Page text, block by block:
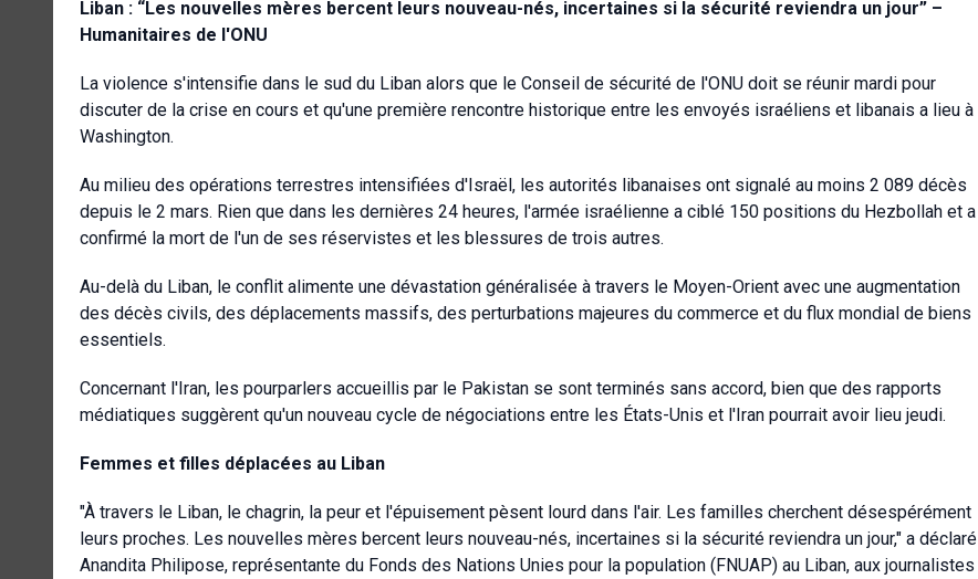
Liban : “Les nouvelles mères bercent leurs nouveau-nés, incertaines si la sécurité reviendra un jour” –
Humanitaires de l'ONU
La violence s'intensifie dans le sud du Liban alors que le Conseil de sécurité de l'ONU doit se réunir mardi pour
discuter de la crise en cours et qu'une première rencontre historique entre les envoyés israéliens et libanais a lieu à
Washington.
Au milieu des opérations terrestres intensifiées d'Israël, les autorités libanaises ont signalé au moins 2 089 décès
depuis le 2 mars. Rien que dans les dernières 24 heures, l'armée israélienne a ciblé 150 positions du Hezbollah et a
confirmé la mort de l'un de ses réservistes et les blessures de trois autres.
Au-delà du Liban, le conflit alimente une dévastation généralisée à travers le Moyen-Orient avec une augmentation
des décès civils, des déplacements massifs, des perturbations majeures du commerce et du flux mondial de biens
essentiels.
Concernant l'Iran, les pourparlers accueillis par le Pakistan se sont terminés sans accord, bien que des rapports
médiatiques suggèrent qu'un nouveau cycle de négociations entre les États-Unis et l'Iran pourrait avoir lieu jeudi.
Femmes et filles déplacées au Liban
"À travers le Liban, le chagrin, la peur et l'épuisement pèsent lourd dans l'air. Les familles cherchent désespérément
leurs proches. Les nouvelles mères bercent leurs nouveau-nés, incertaines si la sécurité reviendra un jour," a déclaré
Anandita Philipose, représentante du Fonds des Nations Unies pour la population (FNUAP) au Liban, aux journalistes